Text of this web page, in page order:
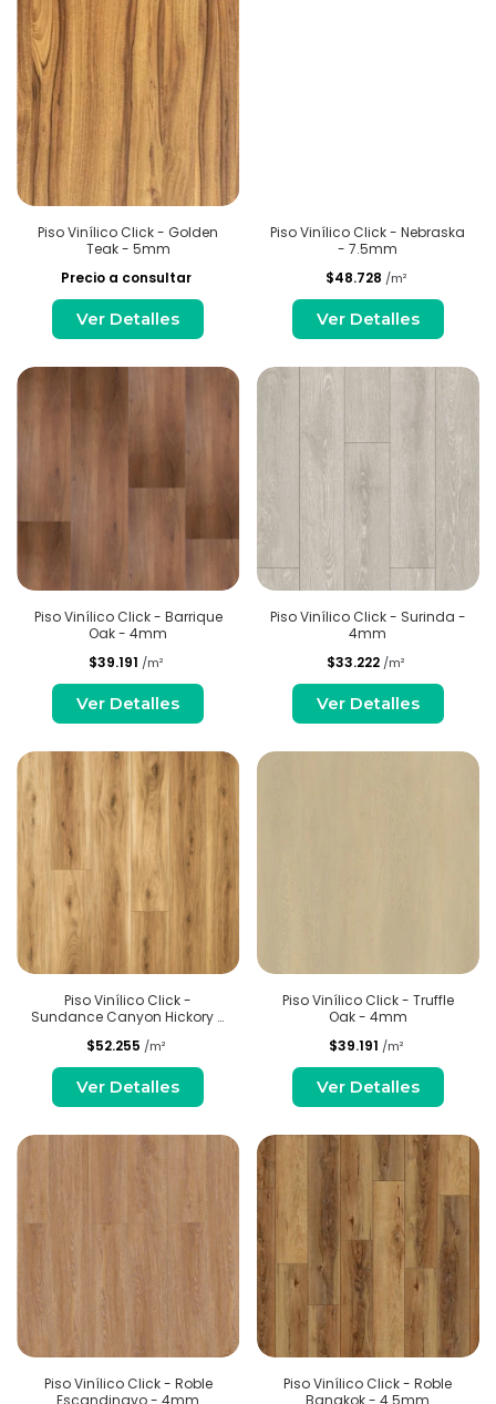
Piso Vinílico Click - Golden
Teak - 5mm
Precio a consultar
Ver Detalles
Piso Vinílico Click - Nebraska
- 7.5mm
$48.728 /m²
Ver Detalles
Piso Vinílico Click - Barrique
Oak - 4mm
$39.191 /m²
Ver Detalles
Piso Vinílico Click - Surinda -
4mm
$33.222 /m²
Ver Detalles
Piso Vinílico Click -
Sundance Canyon Hickory -
$52.255 /m²
Ver Detalles
Piso Vinílico Click - Truffle
Oak - 4mm
$39.191 /m²
Ver Detalles
Piso Vinílico Click - Roble
Piso Vinílico Click - Roble